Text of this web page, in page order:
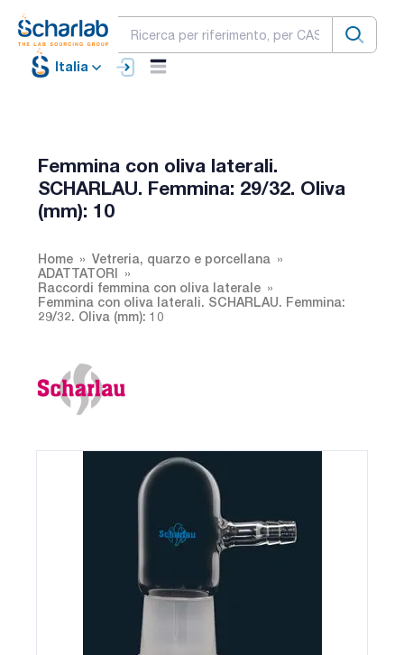
Italia
Femmina con oliva laterali.
SCHARLAU. Femmina: 29/32. Oliva
(mm): 10
Home
Vetreria, quarzo e porcellana
ADATTATORI
Raccordi femmina con oliva laterale
Femmina con oliva laterali. SCHARLAU. Femmina:
29/32. Oliva (mm): 10